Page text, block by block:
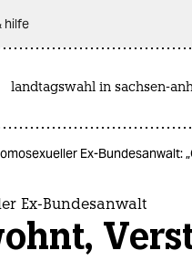
hilfe
landtagswahl in sachsen-
Ex-Bundesanwalt:
Ex-Bundesanwalt